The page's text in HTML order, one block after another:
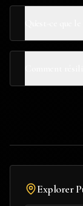
Explorer